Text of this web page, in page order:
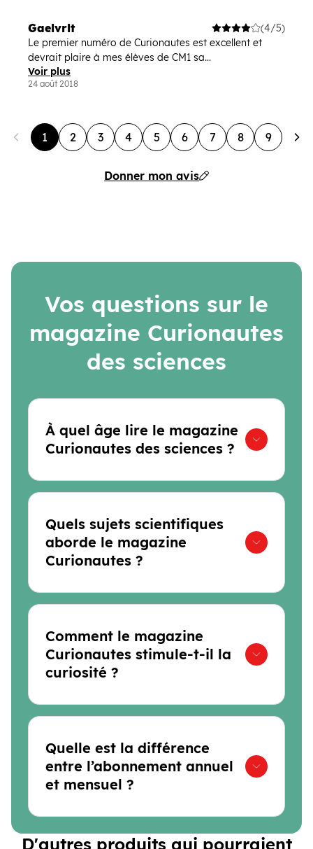
Gaelvrlt
(4/5)
Le premier numéro de Curionautes est excellent et
devrait plaire à mes élèves de CM1 sa...
Voir plus
24 août 2018
1 2 3 4 5 6 7 8 9
Donner mon avis
Vos questions sur le
magazine Curionautes
des sciences
À quel âge lire le magazine
Curionautes des sciences ?
Quels sujets scientifiques
aborde le magazine
Curionautes ?
Comment le magazine
Curionautes stimule-t-il la
curiosité ?
Quelle est la différence
entre l’abonnement annuel
et mensuel ?
D'autres produits qui pourraient